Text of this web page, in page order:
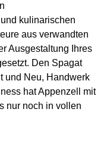
kulinarischen
aus verwandten
Ausgestaltung Ihres
Den Spagat
und Neu, Handwerk
hat Appenzell mit
nur noch in vollen